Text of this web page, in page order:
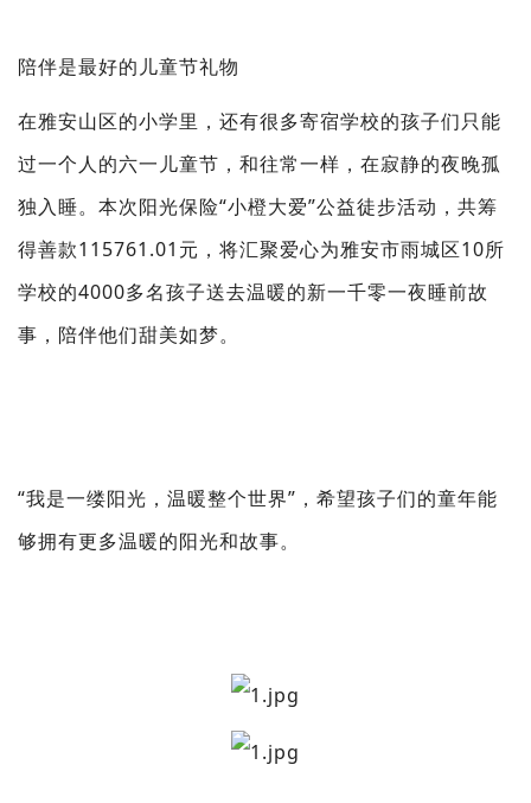
陪伴是最好的儿童节礼物
在雅安山区的小学里，还有很多寄宿学校的孩子们只能
过一个人的六一儿童节，和往常一样，在寂静的夜晚孤
独入睡。本次阳光保险“小橙大爱”公益徒步活动，共筹
得善款115761.01元，将汇聚爱心为雅安市雨城区10所
学校的4000多名孩子送去温暖的新一千零一夜睡前故
事，陪伴他们甜美如梦。
“我是一缕阳光，温暖整个世界”，希望孩子们的童年能
够拥有更多温暖的阳光和故事。